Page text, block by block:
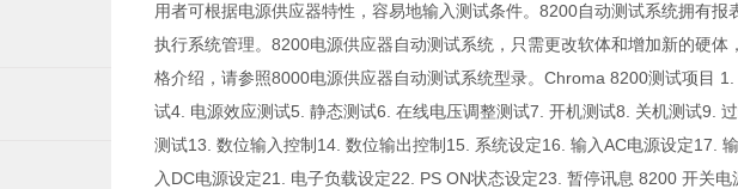
用者可根据电源供应器特性，容易地输入测试条件。8200自动测试系统拥有
执行系统管理。8200电源供应器自动测试系统，只需更改软体和增加新的硬
格介绍，请参照8000电源供应器自动测试系统型录。Chroma 8200测试项目
试4. 电源效应测试5. 静态测试6. 在线电压调整测试7. 开机测试8. 关机测试9.
测试13. 数位输入控制14. 数位输出控制15. 系统设定16. 输入AC电源设定17.
入DC电源设定21. 电子负载设定22. PS ON状态设定23. 暂停讯息 8200 开关